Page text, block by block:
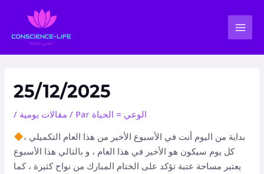
contenu
25/12/2025
/ مقالات يومية / Par الوعي = الحياة
بداية من اليوم أنت في الأسبوع الأخير من هذا العام التكميلي ،
كل يوم سيكون هو الأخير في هذا العام ، و بالتالي هذا الأسبوع
يعتبر مساحة عتبة تؤكد على الختام المبارك من نواح كثيرة ، كما
Navigation
articles